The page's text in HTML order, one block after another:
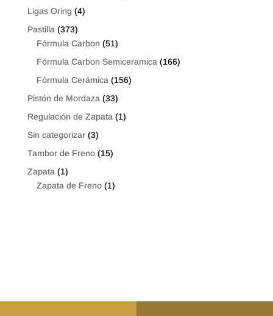
Ligas Oring (4)
Pastilla (373)
Fórmula Carbon (51)
Fórmula Carbon Semiceramica (166)
Fórmula Cerámica (156)
Pistón de Mordaza (33)
Regulación de Zapata (1)
Sin categorizar (3)
Tambor de Freno (15)
Zapata (1)
Zapata de Freno (1)